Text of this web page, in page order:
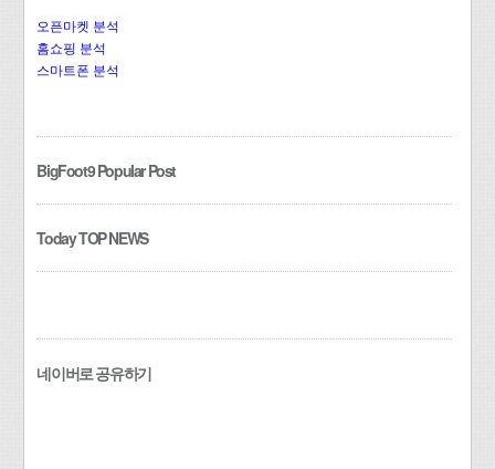
오픈마켓 분석
홈쇼핑 분석
스마트폰 분석
BigFoot9 Popular Post
Today TOP NEWS
네이버로 공유하기